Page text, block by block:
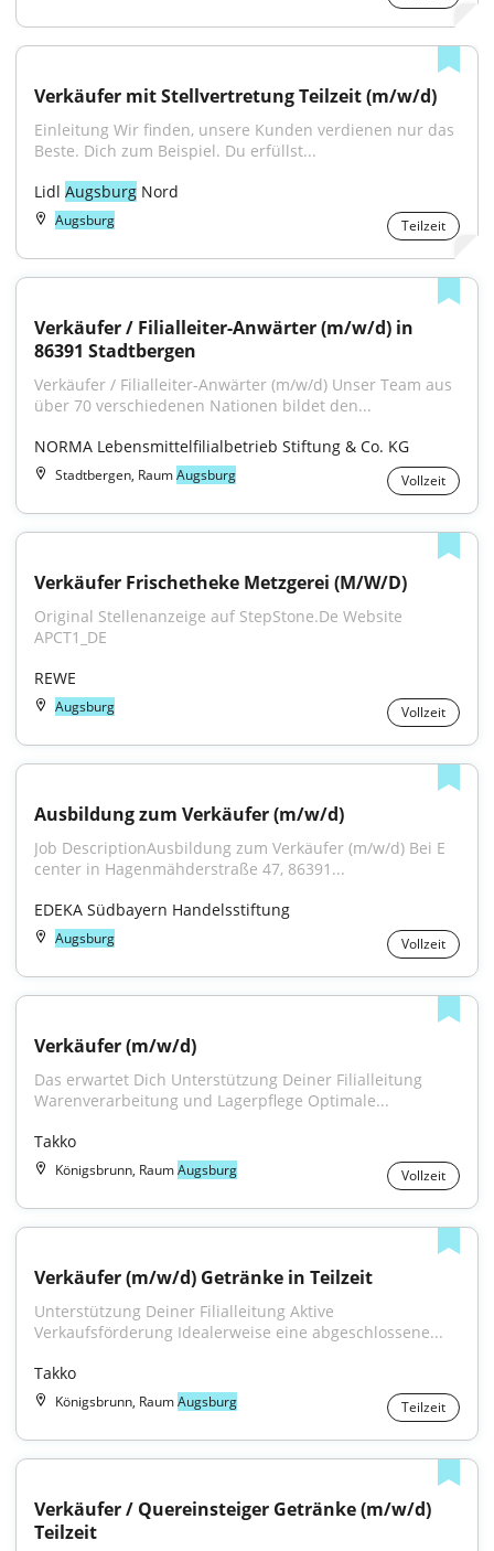
Verkäufer mit Stellvertretung Teilzeit (m/w/d)
Einleitung Wir finden, unsere Kunden verdienen nur das
Beste. Dich zum Beispiel. Du erfüllst...
Lidl Augsburg Nord
Augsburg Teilzeit
Verkäufer / Filialleiter-Anwärter (m/w/d) in
86391 Stadtbergen
Verkäufer / Filialleiter-Anwärter (m/w/d) Unser Team aus
über 70 verschiedenen Nationen bildet den...
NORMA Lebensmittelfilialbetrieb Stiftung & Co. KG
Stadtbergen, RaumAugsburg Vollzeit
Verkäufer Frischetheke Metzgerei (M/W/D)
Original Stellenanzeige auf StepStone.De Website
APCT1_DE
REWE
Augsburg Vollzeit
Ausbildung zum Verkäufer (m/w/d)
Job DescriptionAusbildung zum Verkäufer (m/w/d) Bei E
center in Hagenmähderstraße 47, 86391...
EDEKA Südbayern Handelsstiftung
Augsburg Vollzeit
Verkäufer (m/w/d)
Das erwartet Dich Unterstützung Deiner Filialleitung
Warenverarbeitung und Lagerpflege Optimale...
Takko
Königsbrunn, RaumAugsburg Vollzeit
Verkäufer (m/w/d) Getränke in Teilzeit
Unterstützung Deiner Filialleitung Aktive
Verkaufsförderung Idealerweise eine abgeschlossene...
Takko
Königsbrunn, RaumAugsburg Teilzeit
Verkäufer / Quereinsteiger Getränke (m/w/d)
Teilzeit